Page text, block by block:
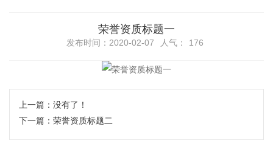
荣誉资质标题一
发布时间：2020-02-07 人气： 176
上一篇：没有了！
下一篇： 荣誉资质标题二